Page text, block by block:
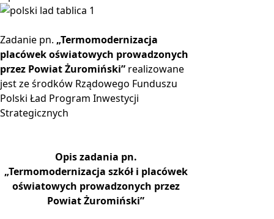
Zadanie pn. „Termomodernizacja
placówek oświatowych prowadzonych
przez Powiat Żuromiński” realizowane
jest ze środków Rządowego Funduszu
Polski Ład Program Inwestycji
Strategicznych
Opis zadania pn.
„Termomodernizacja szkół i placówek
oświatowych prowadzonych przez
Powiat Żuromiński”